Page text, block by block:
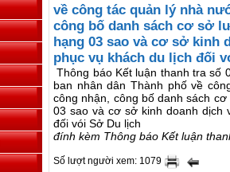
về công tác quản lý nhà
công bố danh sách cơ sở
hạng 03 sao và cơ sở kinh
phục vụ khách du lịch đối
Thông báo Kết luận thanh tra số
ban nhân dân Thành phố về
công nhận, công bố danh sách
03 sao và cơ sở kinh doanh dịch
đối vói Sở Du lịch
đính kèm Thông báo Kết luận
Số lượt người xem: 1079